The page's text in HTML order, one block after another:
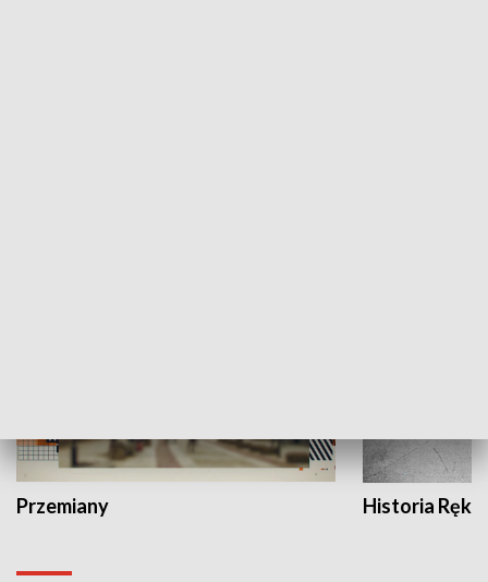
Przemiany Historia Ręką